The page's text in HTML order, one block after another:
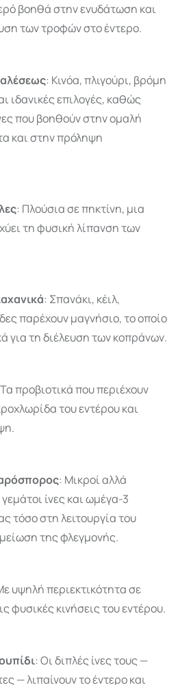
βοηθά στην ενυδάτωση και
των τροφών στο έντερο.
: Κινόα, πλιγούρι, βρόμη
ιδανικές επιλογές, καθώς
που βοηθούν στην ομαλή
και στην πρόληψη
: Πλούσια σε πηκτίνη, μια
τη φυσική λίπανση των
: Σπανάκι, κέιλ,
παρέχουν μαγνήσιο, το οποίο
για τη διέλευση των κοπράνων.
προβιοτικά που περιέχουν
του εντέρου και
: Μικροί αλλά
ίνες και ωμέγα-3
τόσο στη λειτουργία του
της φλεγμονής.
υψηλή περιεκτικότητα σε
φυσικές κινήσεις του εντέρου.
: Οι διπλές ίνες τους —
— λιπαίνουν το έντερο και